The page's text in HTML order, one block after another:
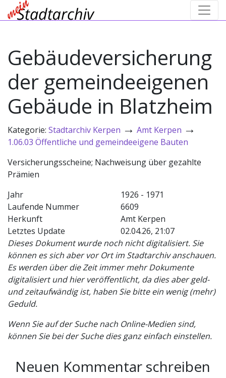
Gebäudeversicherung
der gemeindeeigenen
Gebäude in Blatzheim
Kategorie: Stadtarchiv Kerpen → Amt Kerpen →
1.06.03 Öffentliche und gemeindeeigene Bauten
Versicherungsscheine; Nachweisung über gezahlte
Prämien
Jahr
1926 - 1971
Laufende Nummer
6609
Herkunft
Amt Kerpen
Letztes Update
02.04.26, 21:07
Dieses Dokument wurde noch nicht digitalisiert. Sie
können es sich aber vor Ort im Stadtarchiv anschauen.
Es werden über die Zeit immer mehr Dokumente
digitalisiert und hier veröffentlicht, da dies aber geld-
und zeitaufwändig ist, haben Sie bitte ein wenig (mehr)
Geduld.
Wenn Sie auf der Suche nach Online-Medien sind,
können Sie bei der Suche dies ganz einfach einstellen.
Neuen Kommentar schreiben